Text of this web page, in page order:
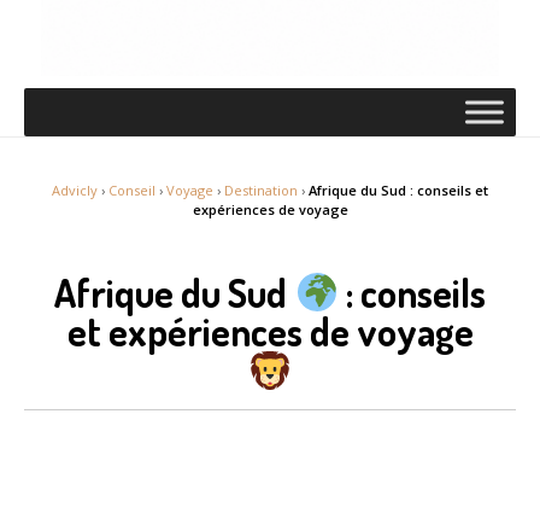
Advicly › Conseil › Voyage › Destination › Afrique du Sud : conseils et
expériences de voyage
Afrique du Sud : conseils
et expériences de voyage